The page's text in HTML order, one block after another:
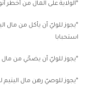
*الولاية على المال من أخطر
*يجوز للوليّ أن يأكل من مال
استحبابا
*يجوز للوليّ أن يضحّي من مال
*يجوز للوصيّ رهن مال اليتيم